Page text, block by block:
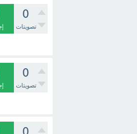
0
تصويتات
0
تصويتات
0